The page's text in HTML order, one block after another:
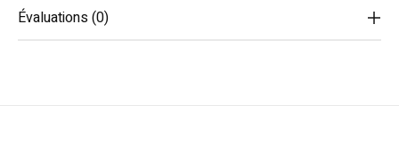
Évaluations (0)